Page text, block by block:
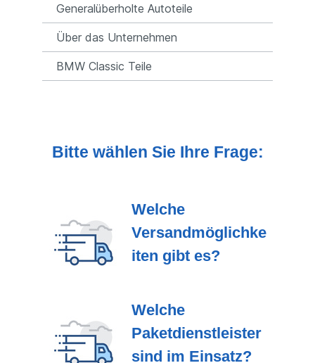
Generalüberholte Autoteile
Über das Unternehmen
BMW Classic Teile
Bitte wählen Sie Ihre Frage:
Welche
Versandmöglichke
iten gibt es?
Welche
Paketdienstleister
sind im Einsatz?